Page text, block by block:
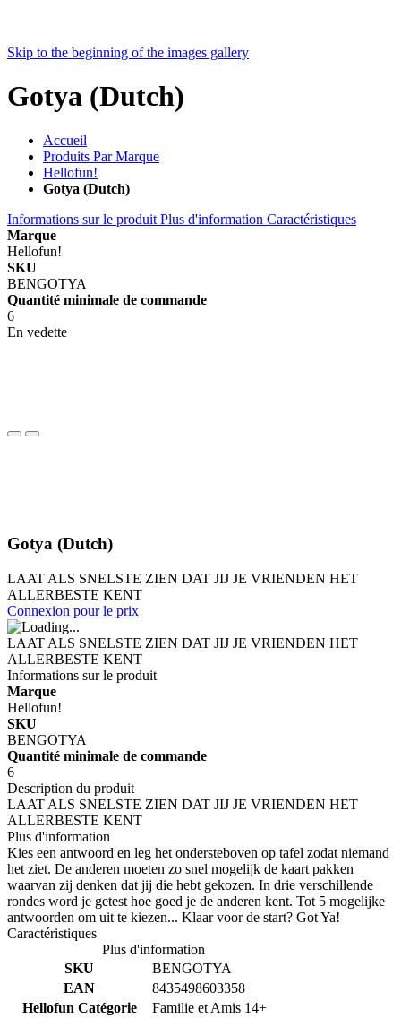
Skip to the beginning of the images gallery
Gotya (Dutch)
Accueil
Produits Par Marque
Hellofun!
Gotya (Dutch)
Informations sur le produit Plus d'information Caractéristiques
Marque
Hellofun!
SKU
BENGOTYA
Quantité minimale de commande
6
En vedette
Gotya (Dutch)
LAAT ALS SNELSTE ZIEN DAT JIJ JE VRIENDEN HET
ALLERBESTE KENT
Connexion pour le prix
LAAT ALS SNELSTE ZIEN DAT JIJ JE VRIENDEN HET
ALLERBESTE KENT
Informations sur le produit
Marque
Hellofun!
SKU
BENGOTYA
Quantité minimale de commande
6
Description du produit
LAAT ALS SNELSTE ZIEN DAT JIJ JE VRIENDEN HET
ALLERBESTE KENT
Plus d'information
Kies een antwoord en leg het ondersteboven op tafel zodat niemand
het ziet. De anderen moeten zo snel mogelijk de kaart pakken
waarvan zij denken dat jij die hebt gekozen. In drie verschillende
rondes word je getest hoe goed je de anderen kent. Tot 5 mogelijke
antwoorden om uit te kiezen... Klaar voor de start? Got Ya!
Caractéristiques
Plus d'information
SKU
BENGOTYA
EAN
8435498603358
Hellofun Catégorie
Familie et Amis 14+